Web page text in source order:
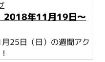
2018年11月19日～
25日（日）の週間アク